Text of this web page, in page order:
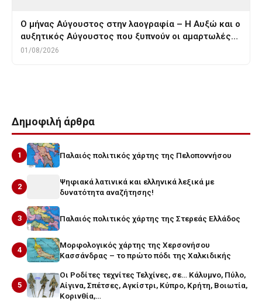
Ο μήνας Αύγουστος στην λαογραφία – Η Αυξώ και ο
αυξητικός Αύγουστος που ξυπνούν οι αμαρτωλές…
01/08/2026
Δημοφιλή άρθρα
1 Παλαιός πολιτικός χάρτης της Πελοποννήσου
2
Ψηφιακά λατινικά και ελληνικά λεξικά με
δυνατότητα αναζήτησης!
3 Παλαιός πολιτικός χάρτης της Στερεάς Ελλάδος
4
Μορφολογικός χάρτης της Χερσονήσου
Κασσάνδρας – το πρώτο πόδι της Χαλκιδικής
5
Οι Ροδίτες τεχνίτες Τελχίνες, σε… Κάλυμνο, Πύλο,
Αίγινα, Σπέτσες, Αγκίστρι, Κύπρο, Κρήτη, Βοιωτία,
Κορινθία,…